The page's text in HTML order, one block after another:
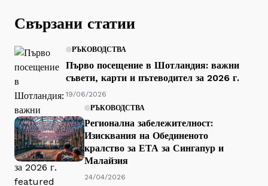
Свързани статии
РЪКОВОДСТВА
Първо посещение в Шотландия: важни
съвети, карти и пътеводител за 2026 г.
19/06/2026
РЪКОВОДСТВА
Регионална забележителност:
Изисквания на Обединеното
кралство за ЕТА за Сингапур и
Малайзия
24/04/2026